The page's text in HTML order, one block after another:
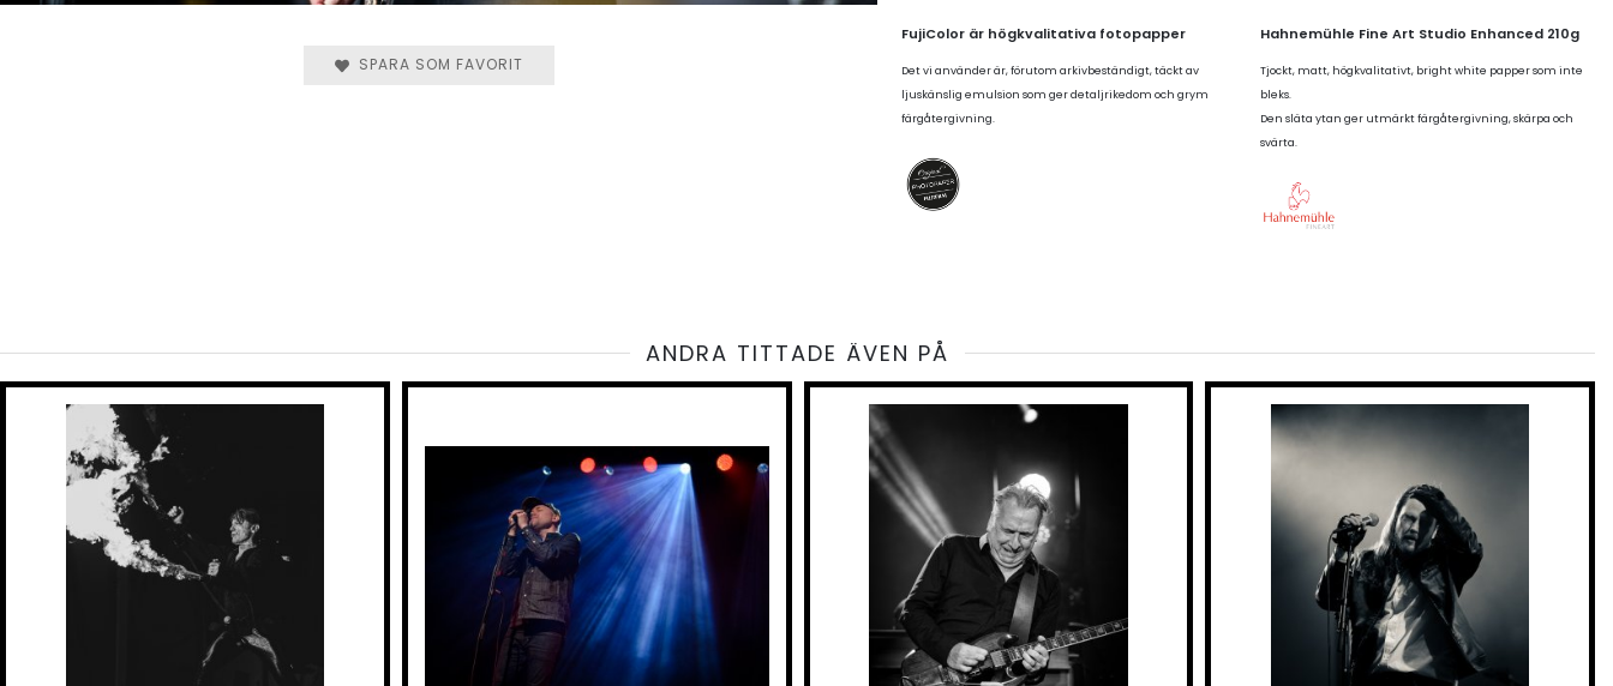
FujiColor är högkvalitativa fotopapper
Det vi använder är, förutom arkivbeständigt, täckt av
ljuskänslig emulsion som ger detaljrikedom och grym
färgåtergivning.
Hahnemühle Fine Art Studio Enhanced 210g
Tjockt, matt, högkvalitativt, bright white papper som inte
bleks.
Den släta ytan ger utmärkt färgåtergivning, skärpa och
svärta.
SPARA SOM FAVORIT
ANDRA TITTADE ÄVEN PÅ